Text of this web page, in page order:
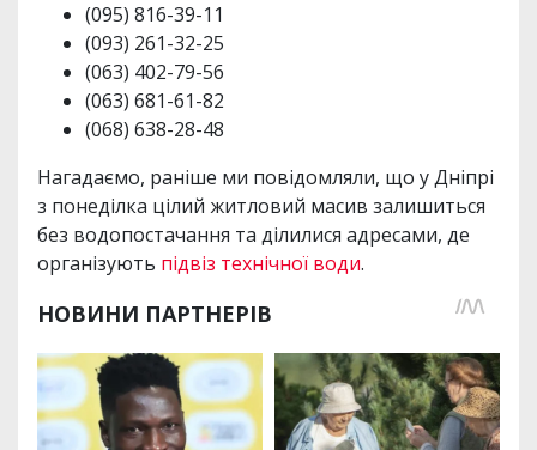
(095) 816-39-11
(093) 261-32-25
(063) 402-79-56
(063) 681-61-82
(068) 638-28-48
Нагадаємо, раніше ми повідомляли, що у Дніпрі
з понеділка цілий житловий масив залишиться
без водопостачання та ділилися адресами, де
організують підвіз технічної води.